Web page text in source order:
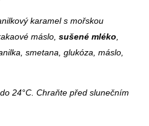
karamel s mořskou
máslo, sušené mléko
smetana, glukóza, máslo,
24°C. Chraňte před slunečním